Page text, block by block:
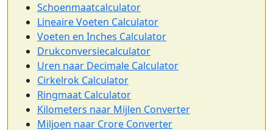
Schoenmaatcalculator
Lineaire Voeten Calculator
Voeten en Inches Calculator
Drukconversiecalculator
Uren naar Decimale Calculator
Cirkelrok Calculator
Ringmaat Calculator
Kilometers naar Mijlen Converter
Miljoen naar Crore Converter